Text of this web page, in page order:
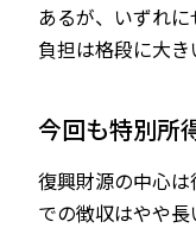
あるが、いずれ
負担は格段に大き
今回も特別所
復興財源の中心
での徴収はやや